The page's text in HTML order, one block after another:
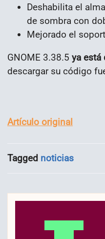
Deshabilita el
de sombra con
Mejorado el
GNOME 3.38.5 ya está
descargar su código
Artículo original
Tagged noticias